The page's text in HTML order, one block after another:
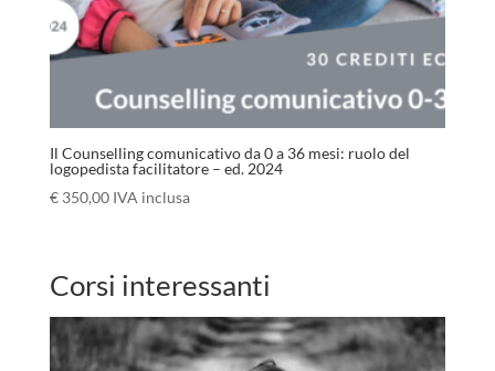
Il Counselling comunicativo da 0 a 36 mesi: ruolo del
logopedista facilitatore – ed. 2024
€350,00 IVA inclusa
Corsi interessanti